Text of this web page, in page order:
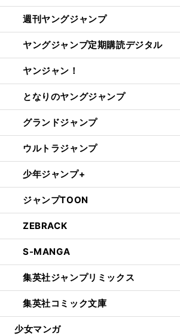
週刊ヤングジャンプ
ヤングジャンプ定期購読デジタル
ヤンジャン！
となりのヤングジャンプ
グランドジャンプ
ウルトラジャンプ
少年ジャンプ+
ジャンプTOON
ZEBRACK
S-MANGA
集英社ジャンプリミックス
集英社コミック文庫
少女マンガ